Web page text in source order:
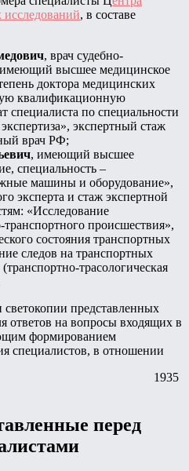
, в составе
, врач судебно-
высшее медицинское
доктора медицинских
квалификационную
специалиста по специальности
экспертный стаж
врач РФ;
, имеющий высшее
специальность –
машины и оборудование»,
эксперта и стаж экспертной
«Исследование
транспортного происшествия»,
состояния транспортных
следов на транспортных
трасологическая
представленных
ответов на вопросы входящих в
формированием
специалистов, в отношении
1935
перед